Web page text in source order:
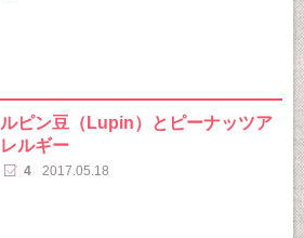
ルピン豆（Lupin）とピーナッツア
レルギー
4 2017.05.18